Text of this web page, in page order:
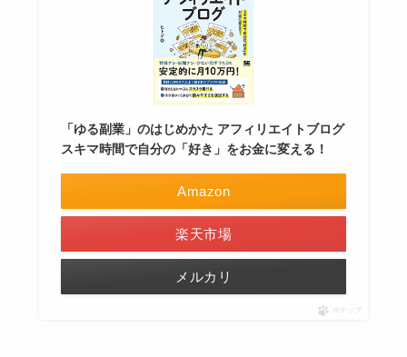
「ゆる副業」のはじめかた アフィリエイトブログ
スキマ時間で自分の「好き」をお金に変える！
Amazon
楽天市場
メルカリ
ポチップ